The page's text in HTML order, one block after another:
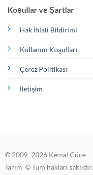
Koşullar ve Şartlar
Hak İhlali Bildirimi
Kullanım Koşulları
Çerez Politikası
İletişim
© 2009 -2026 Kemal Cüce
Tarım © Tüm hakları saklıdır.